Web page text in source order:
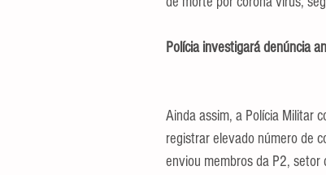
Polícia investigará denúncia
Ainda assim, a Polícia Militar
registrar elevado número de
enviou membros da P2, setor